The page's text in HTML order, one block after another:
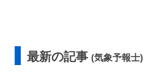
最新の記事 (気象予報士)